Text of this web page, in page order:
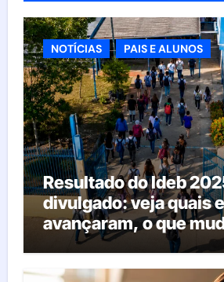
NOTÍCIAS PAIS E ALUNOS
Resultado do Ideb
divulgado: veja quais
avançaram, o que
esperar da educação